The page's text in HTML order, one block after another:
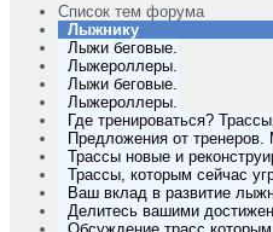
Список тем форума
Лыжнику
Лыжи беговые.
Лыжероллеры.
Лыжи беговые.
Лыжероллеры.
Где тренироваться?
Предложения от тренеров.
Трассы новые и
Трассы, которым сейчас
Ваш вклад в развитие
Делитесь вашими